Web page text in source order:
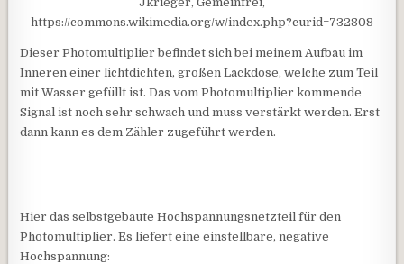
https://commons.wikimedia.org/w/index.php?curid=732808
Dieser Photomultiplier befindet sich bei meinem Aufbau im
Inneren einer lichtdichten, großen Lackdose, welche zum Teil
mit Wasser gefüllt ist. Das vom Photomultiplier kommende
Signal ist noch sehr schwach und muss verstärkt werden. Erst
dann kann es dem Zähler zugeführt werden.
Hier das selbstgebaute Hochspannungsnetzteil für den
Photomultiplier. Es liefert eine einstellbare, negative
Hochspannung: